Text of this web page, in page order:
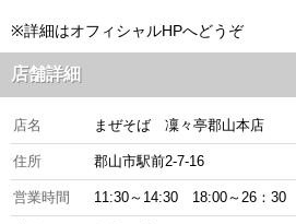
※詳細はオフィシャルHPへどうぞ
店舗詳細
店名 まぜそば 凜々亭郡山本店
住所 郡山市駅前2-7-16
営業時間 11:30～14:30 18:00～26：30